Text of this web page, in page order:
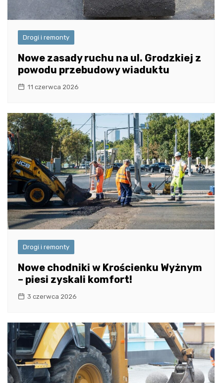
Drogi i remonty
Nowe zasady ruchu na ul. Grodzkiej z
powodu przebudowy wiaduktu
11 czerwca 2026
Drogi i remonty
Nowe chodniki w Krościenku Wyżnym
– piesi zyskali komfort!
3 czerwca 2026